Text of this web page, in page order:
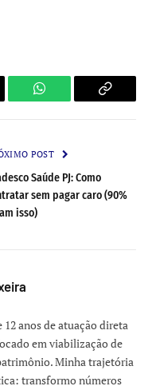
WhatsApp Copy
POST
Saúde PJ: Como
sem pagar caro (90%
isso)
anos de atuação direta
em viabilização de
Minha trajetória
transformo números